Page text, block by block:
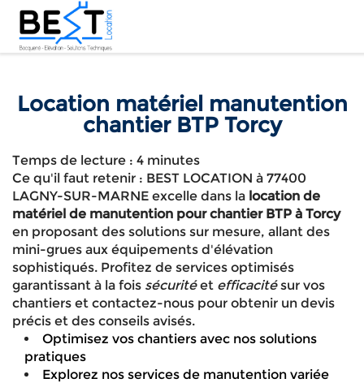
Location matériel manutention
chantier BTP Torcy
Temps de lecture : 4 minutes
Ce qu'il faut retenir : BEST LOCATION à 77400
LAGNY-SUR-MARNE excelle dans la location de
matériel de manutention pour chantier BTP à Torcy
en proposant des solutions sur mesure, allant des
mini-grues aux équipements d'élévation
sophistiqués. Profitez de services optimisés
garantissant à la fois sécuritéet efficacitésur vos
chantiers et contactez-nous pour obtenir un devis
précis et des conseils avisés.
Optimisez vos chantiers avec nos solutions
pratiques
Explorez nos services de manutention variée